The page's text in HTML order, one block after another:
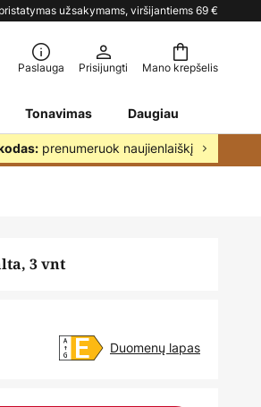
užsakymams, viršijantiems 69 €
Mano krepšelis
Paslauga Prisijungti
Tonavimas Daugiau
prenumeruok naujienlaiškį
3 vnt
Duomenų lapas